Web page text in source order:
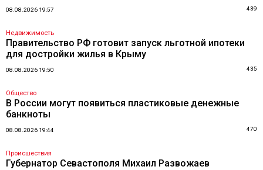
08.08.2026 19:57 439
Недвижимость
Правительство РФ готовит запуск льготной ипотеки
для достройки жилья в Крыму
08.08.2026 19:50 435
Общество
В России могут появиться пластиковые денежные
банкноты
08.08.2026 19:44 470
Происшествия
Губернатор Севастополя Михаил Развожаев